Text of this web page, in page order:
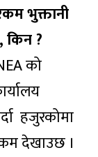
भुक्तानी
?
को
हजुरकोमा
देखाउछ ।